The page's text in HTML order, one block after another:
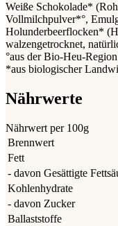
Weiße Schokolade*
Vollmilchpulver*°,
Holunderbeerflocken*
walzengetrocknet,
°aus der Bio-Heu-
*aus biologischer
Nährwerte
Nährwert per 100g
Brennwert
Fett
- davon Gesättigte
Kohlenhydrate
- davon Zucker
Ballaststoffe